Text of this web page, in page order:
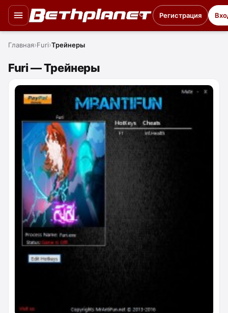
Регистрация
Главная Furi Трейнеры
Furi — Трейнеры